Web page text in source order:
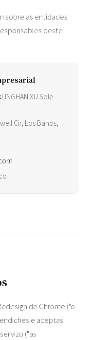
sobre as entidades
deste
LINGHAN XU Sole
Cir, Los Banos,
de Chrome ("o
e aceptas
("as